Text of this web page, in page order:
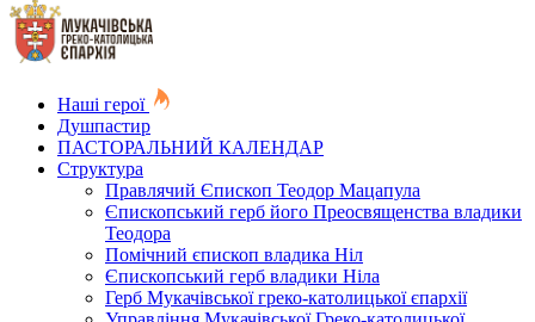
Наші герої
Душпастир
ПАСТОРАЛЬНИЙ КАЛЕНДАР
Структура
Правлячий Єпископ Теодор Мацапула
Єпископський герб його Преосвященства владики
Теодора
Помічний єпископ владика Ніл
Єпископський герб владики Ніла
Герб Мукачівської греко-католицької єпархії